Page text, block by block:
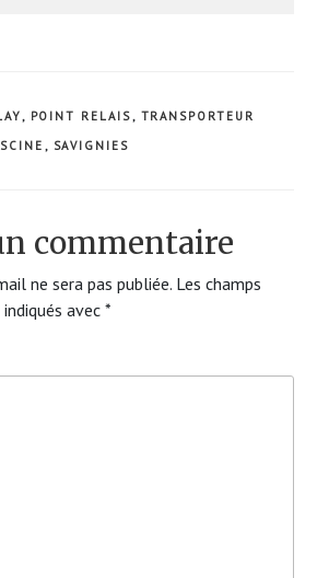
, POINT RELAIS , TRANSPORTEUR
, SAVIGNIES
commentaire
ne sera pas publiée. Les champs
avec *